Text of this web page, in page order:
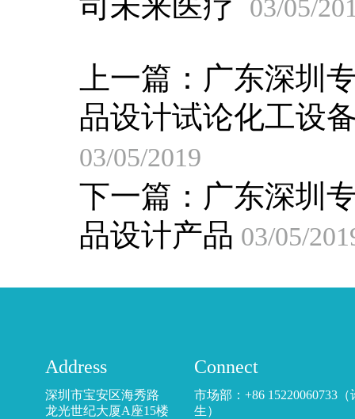
03/05/
上一篇： 广东深圳
品设计试论化工设
03/05/2019
下一篇： 广东深圳
品设计产品 03/05/
Address
深圳市宝安区海秀路
龙光世纪大厦A座15楼
Connect
市场部：+86 15220060733（
生）